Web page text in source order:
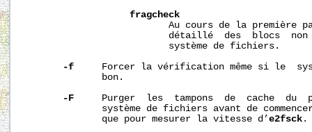
fragcheck
Au cours de la première
détaillé  des  blocs
                          système de fichiers.
-f
Forcer la vérification même si le
              bon.
-F
Purger  les  tampons  de  cache  du
système de fichiers avant de
              que pour mesurer la vitesse d’
e2fsck .